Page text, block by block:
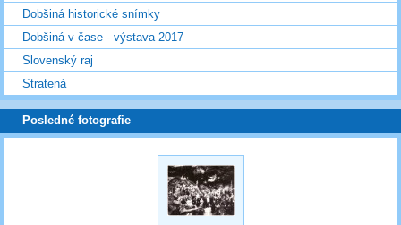
Dobšiná historické snímky
Dobšiná v čase - výstava 2017
Slovenský raj
Stratená
Posledné fotografie